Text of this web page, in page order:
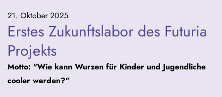
21. Oktober 2025
Erstes Zukunftslabor des Futuria
Projekts
Motto: "Wie kann Wurzen für Kinder und Jugendliche
cooler werden?"